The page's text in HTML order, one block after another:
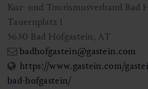
Kur- und Tourismusverband Bad
Tauernplatz 1
5630 Bad Hofgastein, AT
badhofgastein@gastein.com
https://www.gastein.com/
bad-hofgastein/